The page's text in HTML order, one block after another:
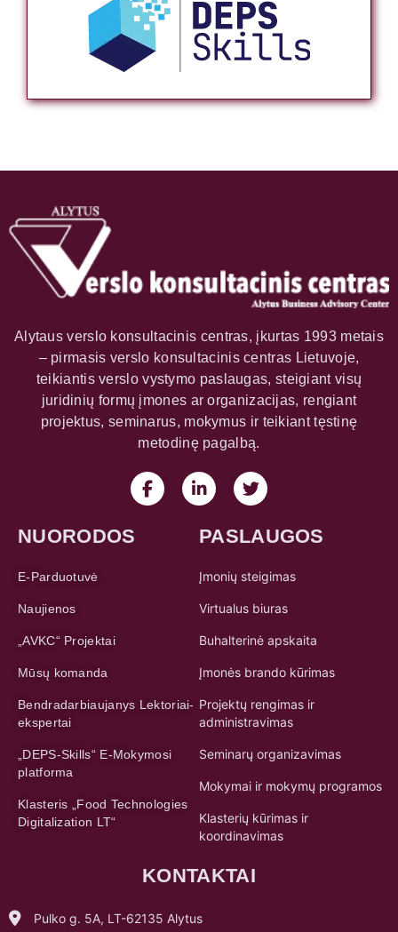
Alytaus verslo konsultacinis centras, įkurtas 1993 metais
– pirmasis verslo konsultacinis centras Lietuvoje,
teikiantis verslo vystymo paslaugas, steigiant visų
juridinių formų įmones ar organizacijas, rengiant
projektus, seminarus, mokymus ir teikiant tęstinę
metodinę pagalbą.
NUORODOS
E-Parduotuvė
Naujienos
„AVKC“ Projektai
Mūsų komanda
Bendradarbiaujanys Lektoriai-
ekspertai
„DEPS-Skills“ E-Mokymosi
platforma
Klasteris „Food Technologies
Digitalization LT“
PASLAUGOS
Įmonių steigimas
Virtualus biuras
Buhalterinė apskaita
Įmonės brando kūrimas
Projektų rengimas ir
administravimas
Seminarų organizavimas
Mokymai ir mokymų programos
Klasterių kūrimas ir
koordinavimas
KONTAKTAI
Pulko g. 5A, LT-62135 Alytus